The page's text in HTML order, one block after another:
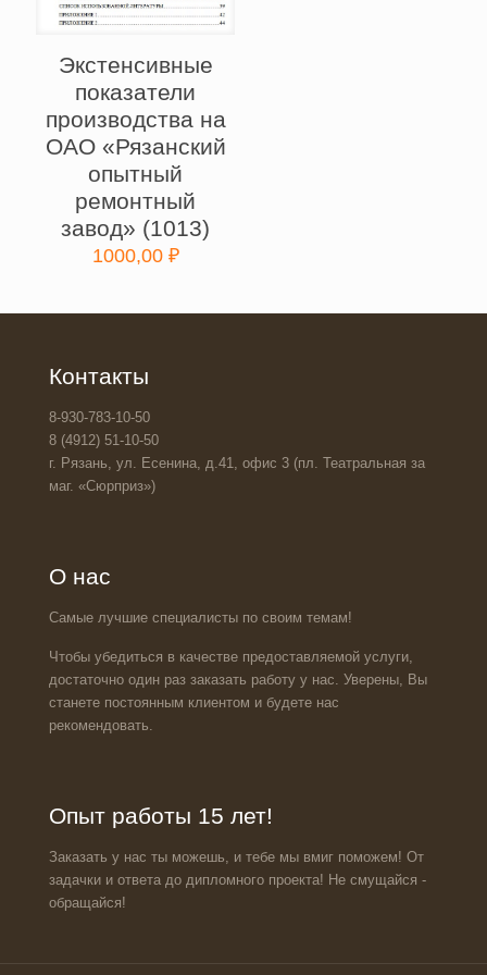
Экстенсивные
показатели
производства на
ОАО «Рязанский
опытный
ремонтный
завод» (1013)
1000,00 ₽
Контакты
8-930-783-10-50
8 (4912) 51-10-50
г. Рязань, ул. Есенина, д.41, офис 3 (пл. Театральная за
маг. «Сюрприз»)
О нас
Самые лучшие специалисты по своим темам!
Чтобы убедиться в качестве предоставляемой услуги,
достаточно один раз заказать работу у нас. Уверены, Вы
станете постоянным клиентом и будете нас
рекомендовать.
Опыт работы 15 лет!
Заказать у нас ты можешь, и тебе мы вмиг поможем! От
задачки и ответа до дипломного проекта! Не смущайся -
обращайся!